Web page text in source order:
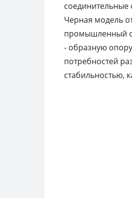
Черная модель
промышленный
- образную
потребностей
стабильностью,